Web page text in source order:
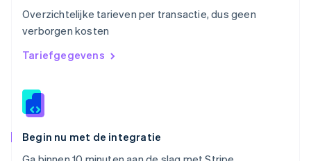
Overzichtelijke tarieven per transactie, dus geen
verborgen kosten
Tariefgegevens
Begin nu met de integratie
EnglishItaliano
Slowakije
English
Spanje
Thailand
Tsjechië
English